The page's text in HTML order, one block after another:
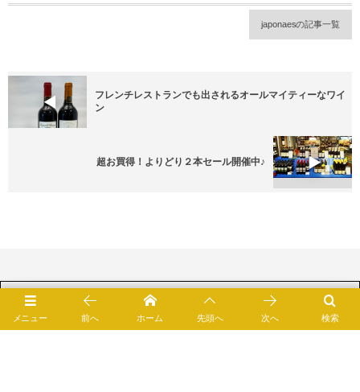
japonaesの記事一覧
フレンチレストランでも出されるオールマイティーなワイ
ン
超お買得！よりどり２本セール開催中♪
メニュー 検索
前へ ホーム 先頭へ 次へ